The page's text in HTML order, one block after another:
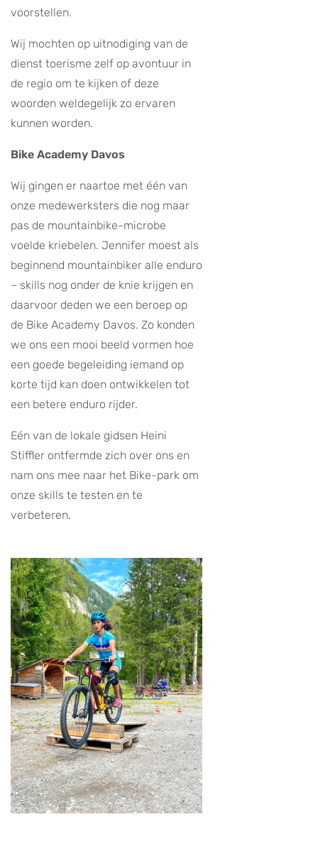
voorstellen.
Wij mochten op uitnodiging van de
dienst toerisme zelf op avontuur in
de regio om te kijken of deze
woorden weldegelijk zo ervaren
kunnen worden.
Bike Academy Davos
Wij gingen er naartoe met één van
onze medewerksters die nog maar
pas de mountainbike-microbe
voelde kriebelen. Jennifer moest als
beginnend mountainbiker alle enduro
– skills nog onder de knie krijgen en
daarvoor deden we een beroep op
de Bike Academy Davos. Zo konden
we ons een mooi beeld vormen hoe
een goede begeleiding iemand op
korte tijd kan doen ontwikkelen tot
een betere enduro rijder.
Eén van de lokale gidsen Heini
Stiffler ontfermde zich over ons en
nam ons mee naar het Bike-park om
onze skills te testen en te
verbeteren.